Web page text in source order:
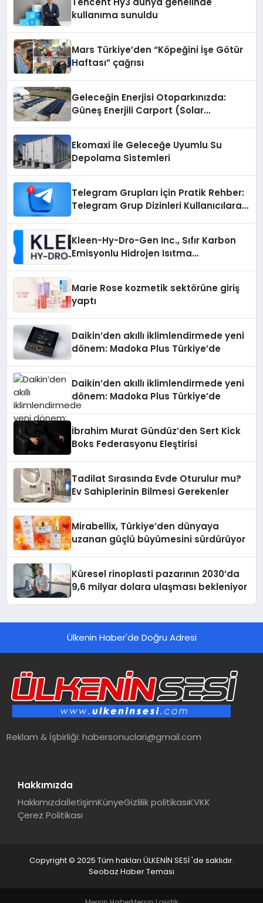
kullanıma sunuldu
Mars Türkiye’den “Köpeğini İşe Götür
Haftası” çağrısı
Geleceğin Enerjisi Otoparkınızda:
Güneş Enerjili Carport (Solar
Ekomaxi İle Geleceğe Uyumlu Su
Depolama Sistemleri
Telegram Grupları İçin Pratik Rehber:
Telegram Grup Dizinleri Kullanıcılara
Kleen-Hy-Dro-Gen Inc., Sıfır Karbon
Emisyonlu Hidrojen Isıtma
Marie Rose kozmetik sektörüne giriş
yaptı
Daikin’den akıllı iklimlendirmede yeni
dönem: Madoka Plus Türkiye’de
Daikin’den akıllı iklimlendirmede yeni
dönem: Madoka Plus Türkiye’de
İbrahim Murat Gündüz’den Sert Kick
Boks Federasyonu Eleştirisi
Tadilat Sırasında Evde Oturulur mu?
Ev Sahiplerinin Bilmesi Gerekenler
Mirabellix, Türkiye’den dünyaya
uzanan güçlü büyümesini sürdürüyor
Küresel rinoplasti pazarının 2030’da
9,6 milyar dolara ulaşması bekleniyor
Ülkenin Haber'de Doğru Adresi
Reklam & İşbirliği:habersonuclari@gmail.com
Hakkımızda
HakkımızdaİletişimKünyeGizlilik politikasıKVKK
Çerez Politikası
Copyright © 2025 Tüm hakları ÜLKENİN SESİ 'de saklıdır.
Seobaz Haber Teması